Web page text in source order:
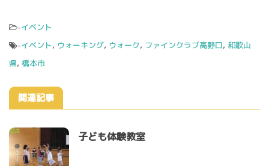
-イベント
-イベント, ウォーキング, ウォーク, ファインクラブ高野口, 和歌山
県, 橋本市
関連記事
子ども体験教室